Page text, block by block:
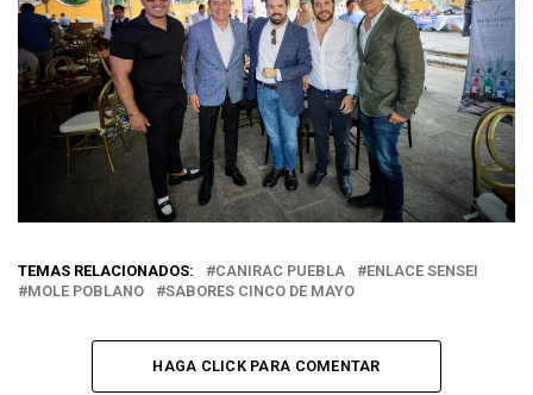
TEMAS RELACIONADOS: CANIRAC PUEBLA
ENLACE SENSEI
MOLE POBLANO
SABORES CINCO DE MAYO
HAGA CLICK PARA COMENTAR